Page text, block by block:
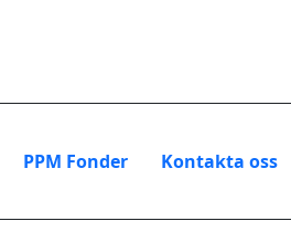
PPM Fonder Kontakta oss